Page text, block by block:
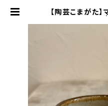
【陶芸こまがた